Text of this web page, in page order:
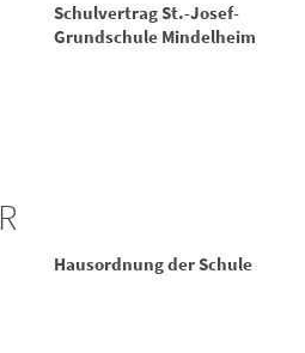
Schulvertrag St.-Josef-
Grundschule Mindelheim
Hausordnung der Schule